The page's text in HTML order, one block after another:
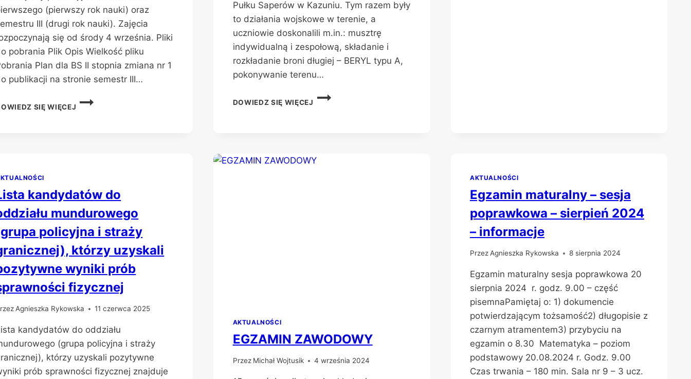
(pierwszy rok nauki) oraz
III (drugi rok nauki). Zajęcia
się od środy 4 września. Pliki
pobrania Plik Opis Wielkość pliku
Plan dla BS II stopnia zmiana nr 1
publikacji na stronie semestr III…
SIĘ WIĘCEJ
PLAN
Pułku Saperów w Kazuniu. Tym razem były
to działania wojskowe w terenie, a
uczniowie doskonalili m.in.: musztrę
indywidualną i zespołową, składanie i
rozkładanie broni długiej – BERYL typu A,
pokonywanie terenu…
DOWIEDZ SIĘ WIĘCEJ
POLIGON
kandydatów do
mundurowego
policyjna i straży
którzy uzyskali
wyniki prób
fizycznej
Agnieszka Rykowska 11 czerwca 2025
kandydatów do oddziału
(grupa policyjna i straży
którzy uzyskali pozytywne
prób sprawności fizycznej znajduje
AKTUALNOŚCI
EGZAMIN ZAWODOWY
Przez Michał Wojtusik 4 września 2024
AKTUALNOŚCI
Egzamin maturalny – sesja
poprawkowa – sierpień 2024
– informacje
PrzezAgnieszka Rykowska 8 sierpnia 2024
Egzamin maturalny sesja poprawkowa 20
sierpnia 2024 r. godz. 9.00 – część
pisemnaPamiętaj o: 1) dokumencie
potwierdzającym tożsamość2) długopisie z
czarnym atramentem3) przybyciu na
egzamin o 8.30 Matematyka – poziom
podstawowy 20.08.2024 r. Godz. 9.00
Czas trwania – 180 min. Sala nr 9 – 3 ucz.